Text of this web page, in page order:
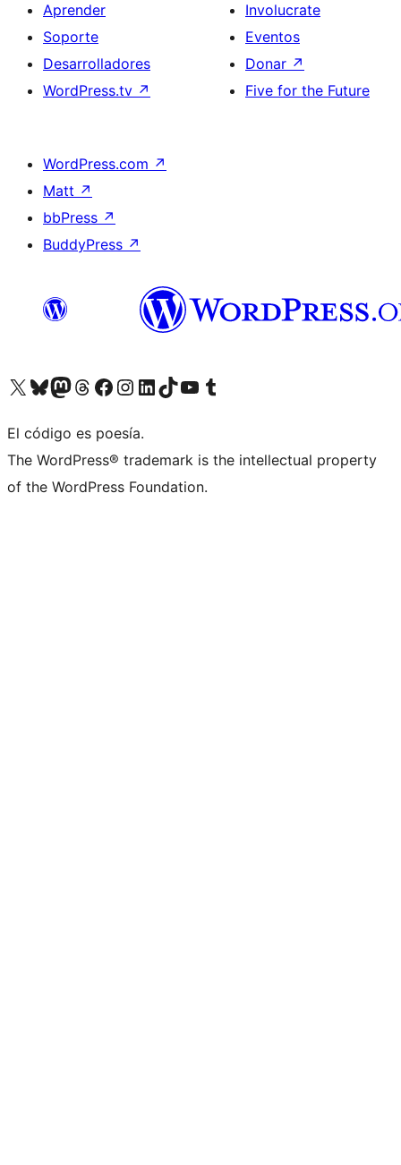
Aprender
Soporte
Desarrolladores
WordPress.tv ↗
Involucrate
Eventos
Donar ↗
Five for the Future
WordPress.com ↗
Matt ↗
bbPress ↗
BuddyPress ↗
Visitá nuestra cuenta de X (anteriormente Twitter)
Visitá nuestra cuenta de Bluesky
Visitá nuestra cuenta de Mastodon
Visitá nuestra cuenta de Threads
Visitá nuestra página de Facebook
Visitá nuestra cuenta de Instagram
Visitá nuestra cuenta de LinkedIn
Visitá nuestra cuenta de TikTok
Visitá nuestro canal de YouTube
Visitá nuestra cuenta de Tumblr
El código es poesía.
The WordPress® trademark is the intellectual property
of the WordPress Foundation.